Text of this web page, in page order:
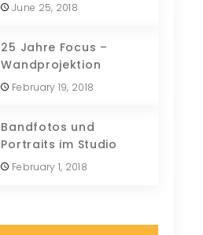
June 25, 2018
25 Jahre Focus –
Wandprojektion
February 19, 2018
Bandfotos und
Portraits im Studio
February 1, 2018